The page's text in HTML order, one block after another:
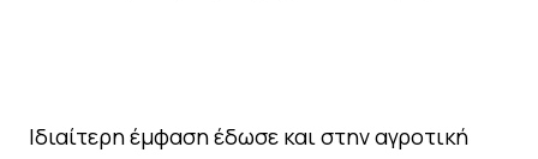
Ιδιαίτερη έμφαση έδωσε και στην αγροτική